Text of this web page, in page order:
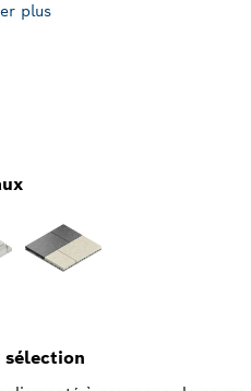
plus
sélection